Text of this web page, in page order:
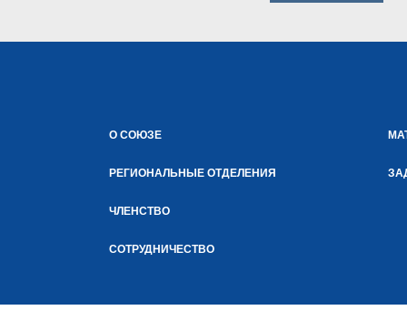
О СОЮЗЕ
РЕГИОНАЛЬНЫЕ ОТДЕЛЕНИЯ
ЧЛЕНСТВО
СОТРУДНИЧЕСТВО